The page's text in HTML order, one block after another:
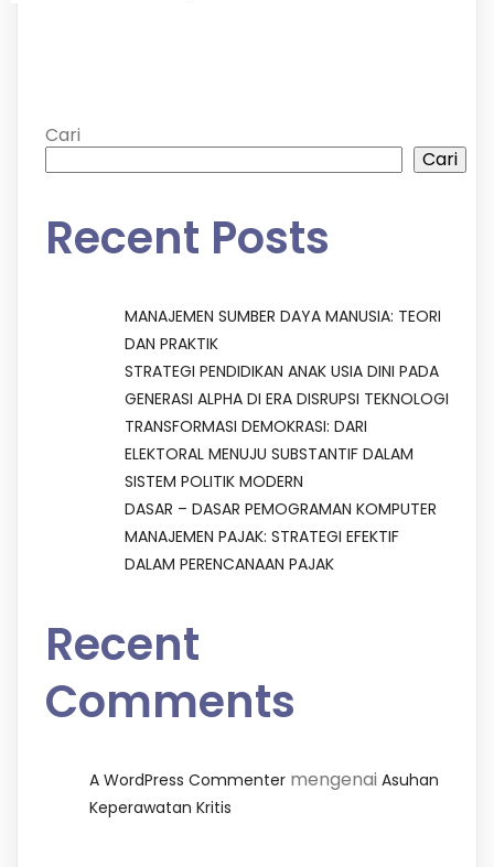
Cari
Cari
Recent Posts
MANAJEMEN SUMBER DAYA MANUSIA: TEORI
DAN PRAKTIK
STRATEGI PENDIDIKAN ANAK USIA DINI PADA
GENERASI ALPHA DI ERA DISRUPSI TEKNOLOGI
TRANSFORMASI DEMOKRASI: DARI
ELEKTORAL MENUJU SUBSTANTIF DALAM
SISTEM POLITIK MODERN
DASAR – DASAR PEMOGRAMAN KOMPUTER
MANAJEMEN PAJAK: STRATEGI EFEKTIF
DALAM PERENCANAAN PAJAK
Recent
Comments
A WordPress Commenter mengenai Asuhan
Keperawatan Kritis